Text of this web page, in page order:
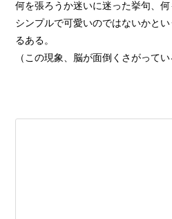
何を張ろうか迷いに迷った挙句、
シンプルで可愛いのではないかと
るある。
（この現象、脳が面倒くさがって